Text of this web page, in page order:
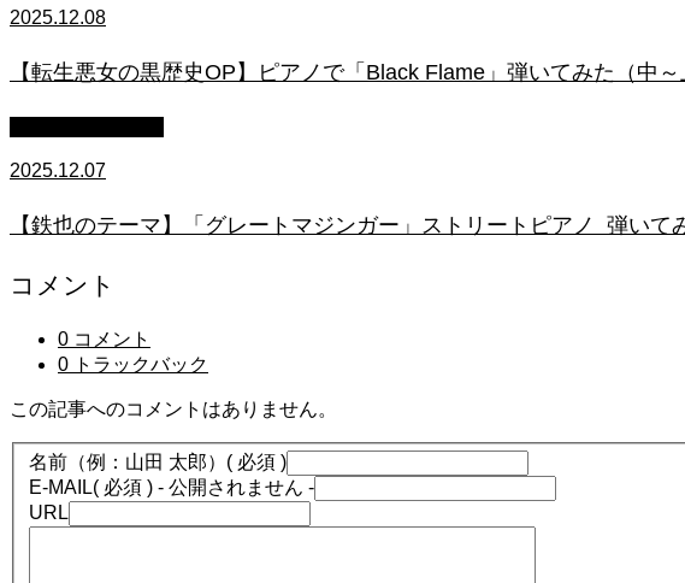
2025.12.08
【転生悪女の黒歴史OP】ピアノで「Black Flame」弾いてみた（中
2025.12.07
【鉄也のテーマ】「グレートマジンガー」ストリートピアノ 弾いて
コメント
0 コメント
0 トラックバック
この記事へのコメントはありません。
名前（例：山田 太郎） ( 必須 )
E-MAIL( 必須 ) - 公開されません -
URL